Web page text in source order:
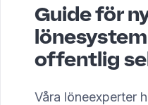
Guide för
offentlig
Våra löneexperter